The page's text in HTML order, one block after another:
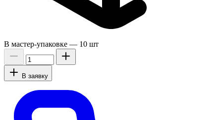
В мастер-упаковке — 10 шт
В заявку